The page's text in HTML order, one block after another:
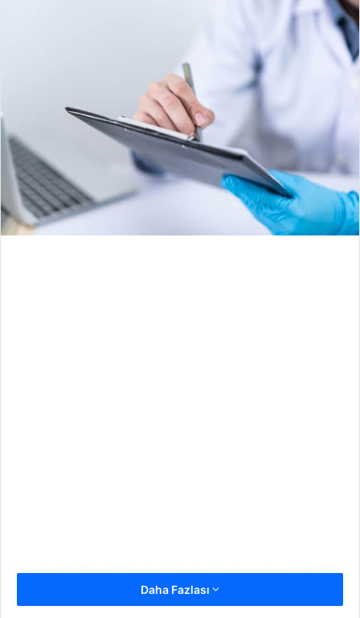
Antalya Kaş Devlet Hastanesi’nden randevu almak MHRS
üzerinden gerçekleştirilmektedir. Randevular istenirse
Daha Fazlası